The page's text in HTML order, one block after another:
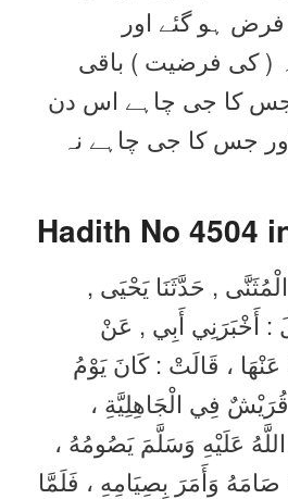
ہو گئے اور
( کی فرضیت ) باقی
کا جی چاہے اس دن
جس کا جی چاہے نہ
Hadith No 4504
, حَدَّثَنَا يَحْيَى ,
: أَخْبَرَنِي أَبِي , عَنْ
، قَالَتْ : كَانَ يَوْمُ
فِي الْجَاهِلِيَّةِ ،
عَلَيْهِ وَسَلَّمَ يَصُومُهُ ،
صَامَهُ وَأَمَرَ بِصِيَامِهِ ، فَلَمَّا